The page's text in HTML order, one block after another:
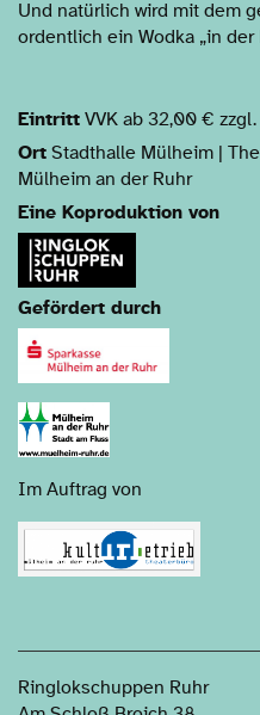
Und natürlich wird mit dem
ordentlich ein Wodka „in
Eintritt VVK ab 32,00 €
Ort Stadthalle Mülheim |
Mülheim an der Ruhr
Eine Koproduktion von
Gefördert durch
Im Auftrag von
Ringlokschuppen Ruhr